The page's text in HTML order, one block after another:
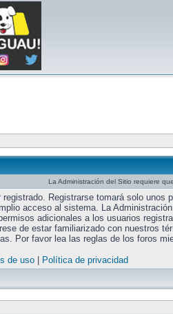
La Administración del Sitio requiere
registrado. Registrarse tomará solo unos
acceso al sistema. La
adicionales a los usuarios
de estar familiarizado con nuestros
Por favor lea las reglas de los foros
de uso| Política de privacidad